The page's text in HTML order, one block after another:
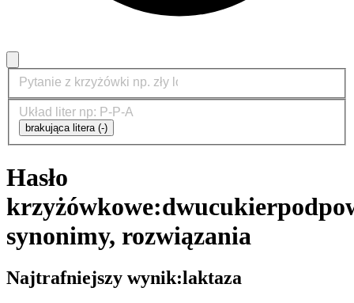
brakująca litera (-)
Hasło
krzyżówkowe:dwucukier
synonimy, rozwiązania
Najtrafniejszy wynik:laktaza